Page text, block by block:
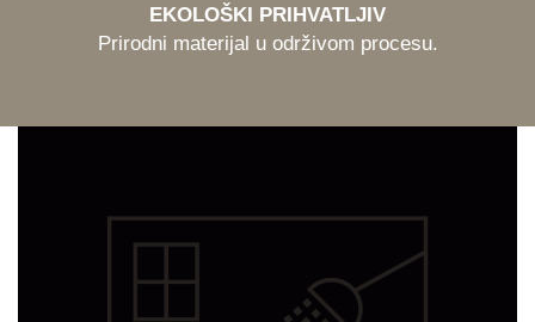
EKOLOŠKI PRIHVATLJIV
Prirodni materijal u održivom procesu.